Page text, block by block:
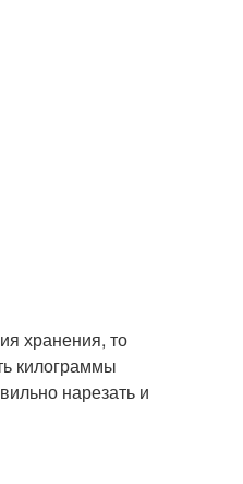
хранения, то
килограммы
нарезать и